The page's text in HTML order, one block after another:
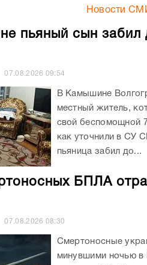
Новости
пьяный сын забил
07.08.2026 09:54
В Камышине
местный житель,
свой беспомощной
как уточнили в СУ
пьяница забил до...
БПЛА
07.08.2026 08:30
Смертоносные
минувшими ночью в